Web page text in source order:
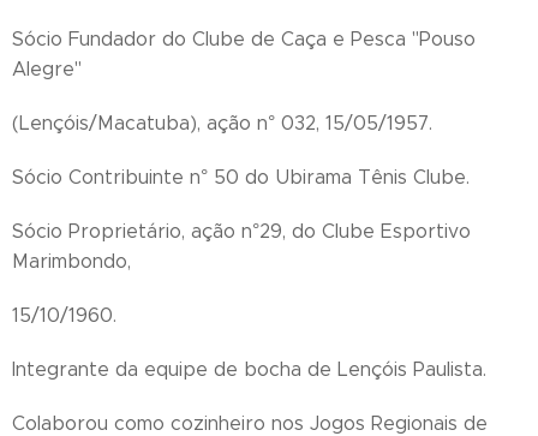
Sócio Fundador do Clube de Caça e Pesca "Pouso
Alegre"
(Lençóis/Macatuba), ação n° 032, 15/05/1957.
Sócio Contribuinte n° 50 do Ubirama Tênis Clube.
Sócio Proprietário, ação n°29, do Clube Esportivo
Marimbondo,
15/10/1960.
Integrante da equipe de bocha de Lençóis Paulista.
Colaborou como cozinheiro nos Jogos Regionais de